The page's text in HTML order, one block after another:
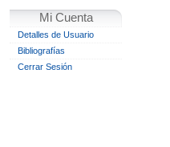
Mi Cuenta
Detalles de Usuario
Bibliografías
Cerrar Sesión